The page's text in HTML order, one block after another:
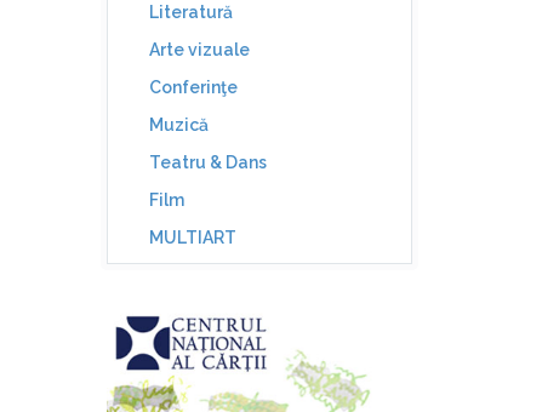
Literatură
Arte vizuale
Conferinţe
Muzică
Teatru & Dans
Film
MULTIART